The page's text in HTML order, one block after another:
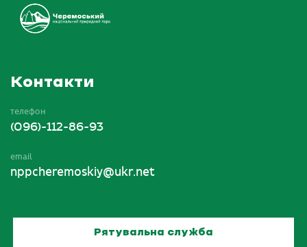
Контакти
телефон
(096)-112-86-93
email
nppcheremoskiy@ukr.net
Рятувальна служба